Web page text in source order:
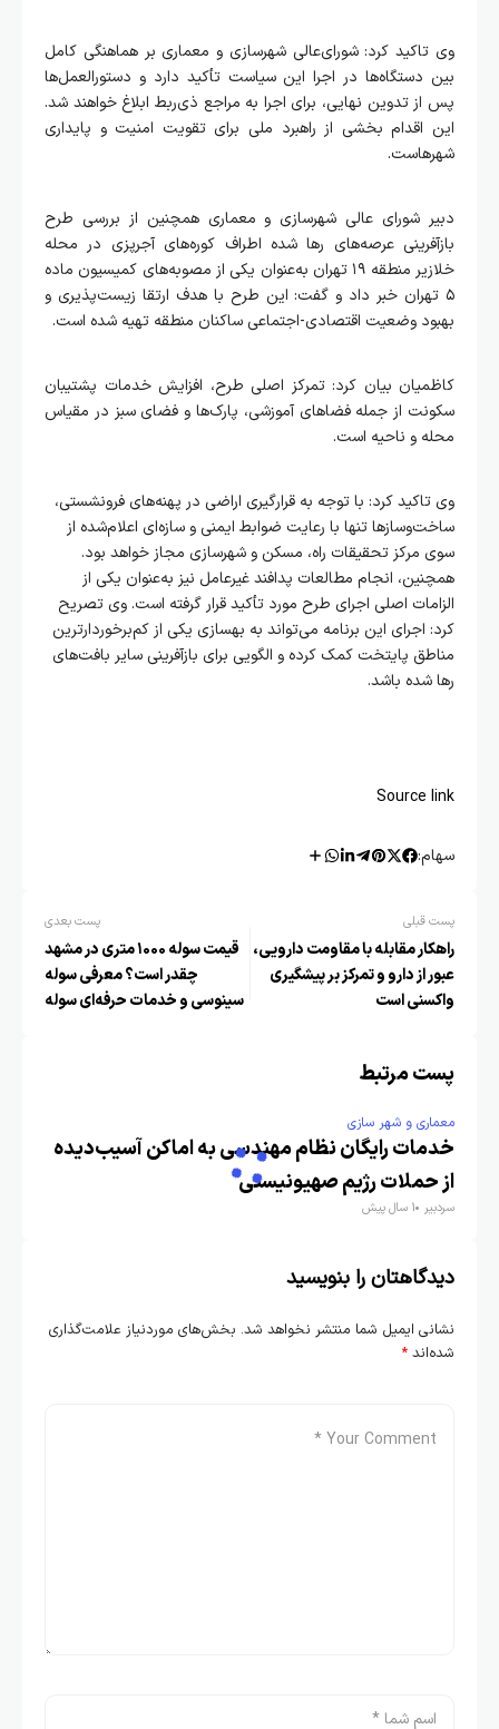
وی تاکید کرد: شورای‌عالی شهرسازی و معماری بر هماهنگی کامل
بین دستگاه‌ها در اجرا این سیاست تأکید دارد و دستورالعمل‌ها
پس از تدوین نهایی، برای اجرا به مراجع ذی‌ربط ابلاغ خواهند شد.
این اقدام بخشی از راهبرد ملی برای تقویت امنیت و پایداری
شهرهاست.
دبیر شورای عالی شهرسازی و معماری همچنین از بررسی طرح
بازآفرینی عرصه‌های رها شده اطراف کوره‌های آجرپزی در محله
خلازیر منطقه ۱۹ تهران به‌عنوان یکی از مصوبه‌های کمیسیون ماده
۵ تهران خبر داد و گفت: این طرح با هدف ارتقا زیست‌پذیری و
بهبود وضعیت اقتصادی-اجتماعی ساکنان منطقه تهیه شده است.
کاظمیان بیان کرد: تمرکز اصلی طرح، افزایش خدمات پشتیبان
سکونت از جمله فضاهای آموزشی، پارک‌ها و فضای سبز در مقیاس
محله و ناحیه است.
وی تاکید کرد: با توجه به قرارگیری اراضی در پهنه‌های فرونشستی،
ساخت‌وسازها تنها با رعایت ضوابط ایمنی و سازه‌ای اعلام‌شده از
سوی مرکز تحقیقات راه، مسکن و شهرسازی مجاز خواهد بود.
همچنین، انجام مطالعات پدافند غیرعامل نیز به‌عنوان یکی از
الزامات اصلی اجرای طرح مورد تأکید قرار گرفته است. وی تصریح
کرد: اجرای این برنامه می‌تواند به بهسازی یکی از کم‌برخوردارترین
مناطق پایتخت کمک کرده و الگویی برای بازآفرینی سایر بافت‌های
رها شده باشد.
Source link
سهام:
پست قبلی
راهکار مقابله با مقاومت دارویی،
عبور از دارو و تمرکز بر پیشگیری
واکسنی است
پست بعدی
قیمت سوله ۱۰۰۰ متری در مشهد
چقدر است؟ معرفی سوله
سینوسی و خدمات حرفه‌ای سوله
پست مرتبط
معماری و شهر سازی
خدمات رایگان نظام مهندسی به اماکن آسیب‌دیده
از حملات رژیم صهیونیستی
سردبیر 1 سال پیش
دیدگاهتان را بنویسید
نشانی ایمیل شما منتشر نخواهد شد. بخش‌های موردنیاز علامت‌گذاری
شده‌اند *